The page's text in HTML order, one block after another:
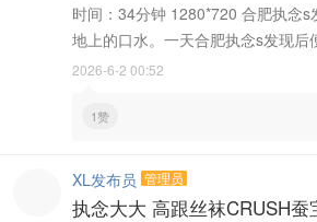
时间：34分钟 1280*720 合肥执念s
地上的口水。一天合肥执念s发现后
2026-6-2 00:52
1赞
XL发布员 管理员
执念大大 高跟丝袜CRUSH蚕